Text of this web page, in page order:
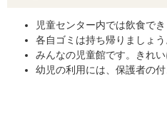
児童センター内では飲食で
各自ゴミは持ち帰りましょう
みんなの児童館です。きれい
幼児の利用には、保護者の